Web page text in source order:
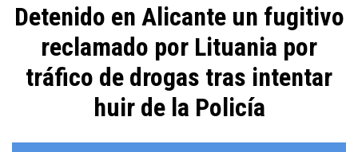
Detenido en Alicante un fugitivo
reclamado por Lituania por
tráfico de drogas tras intentar
huir de la Policía